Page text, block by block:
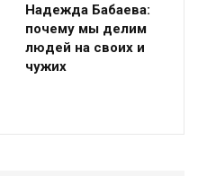
Надежда Бабаева:
почему мы делим
людей на своих и
чужих